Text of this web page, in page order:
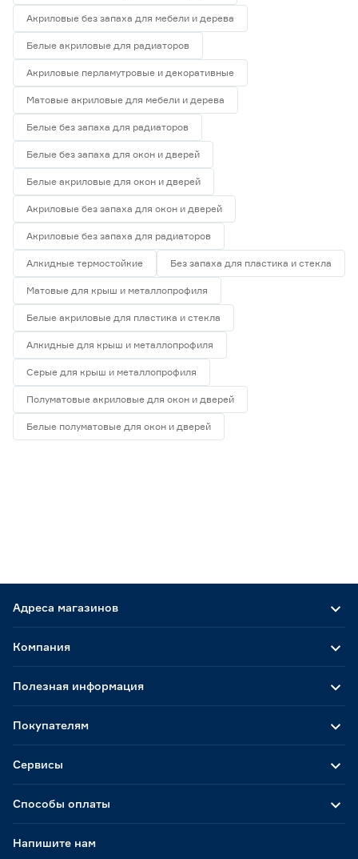
Акриловые без запаха для мебели и дерева
Белые акриловые для радиаторов
Акриловые перламутровые и декоративные
Матовые акриловые для мебели и дерева
Белые без запаха для радиаторов
Белые без запаха для окон и дверей
Белые акриловые для окон и дверей
Акриловые без запаха для окон и дверей
Акриловые без запаха для радиаторов
Алкидные термостойкие Без запаха для пластика и стекла
Матовые для крыш и металлопрофиля
Белые акриловые для пластика и стекла
Алкидные для крыш и металлопрофиля
Серые для крыш и металлопрофиля
Полуматовые акриловые для окон и дверей
Белые полуматовые для окон и дверей
Адреса магазинов
Способы оплаты
Компания
Полезная информация
Покупателям
Сервисы
Напишите нам